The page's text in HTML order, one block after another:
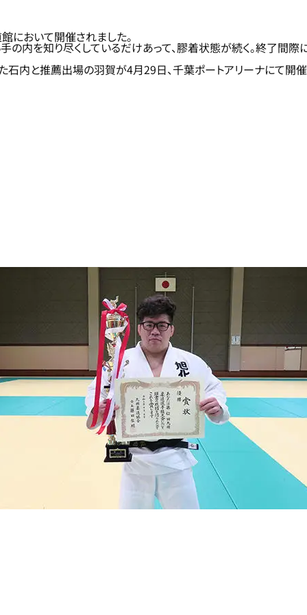
において開催されました。
内を知り尽くしているだけあって、膠着状態が続く。終了間
石内と推薦出場の羽賀が4月29日、千葉ポートアリーナにて